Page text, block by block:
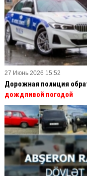
27 Июнь 2026 15:52
Дорожная полиция
дождливой погодой